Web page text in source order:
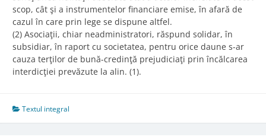
scop, cât şi a instrumentelor financiare emise, în afară de
cazul în care prin lege se dispune altfel.
(2) Asociaţii, chiar neadministratori, răspund solidar, în
subsidiar, în raport cu societatea, pentru orice daune s-ar
cauza terţilor de bună-credinţă prejudiciaţi prin încălcarea
interdicţiei prevăzute la alin. (1).
Textul integral